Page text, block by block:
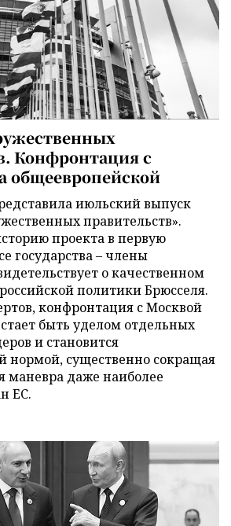
Конфронтация с
общеевропейской
июльский выпуск
правительств».
проекта в первую
государства – члены
о качественном
политики Брюсселя.
конфронтация с Москвой
быть уделом отдельных
и становится
нормой, существенно сокращая
маневра даже наиболее
ЕС.